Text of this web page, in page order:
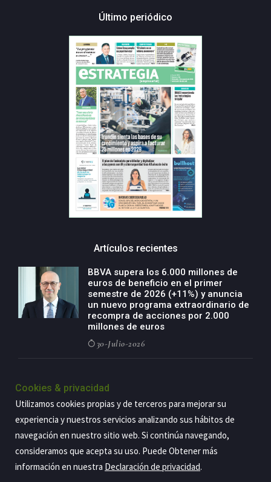
Último periódico
Artículos recientes
BBVA supera los 6.000 millones de
euros de beneficio en el primer
semestre de 2026 (+11%) y anuncia
un nuevo programa extraordinario de
recompra de acciones por 2.000
millones de euros
30-Julio-2026
negocio agro con un modelo global
de especialización presente en siete
países
29-Julio-2026
Cookies & privacidad
Utilizamos cookies propias y de terceros para mejorar su
experiencia y nuestros servicios analizando sus hábitos de
navegación en nuestro sitio web. Si continúa navegando,
consideramos que acepta su uso. Puede Obtener más
información en nuestra Declaración de privacidad.